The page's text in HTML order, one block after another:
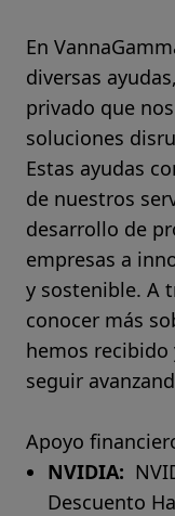
En
diversas
privado que
soluciones
Estas ayudas
de nuestros
desarrollo de
empresas a
y sostenible. A
conocer más
hemos recibido
seguir
Apoyo
NVIDIA:
Descuento